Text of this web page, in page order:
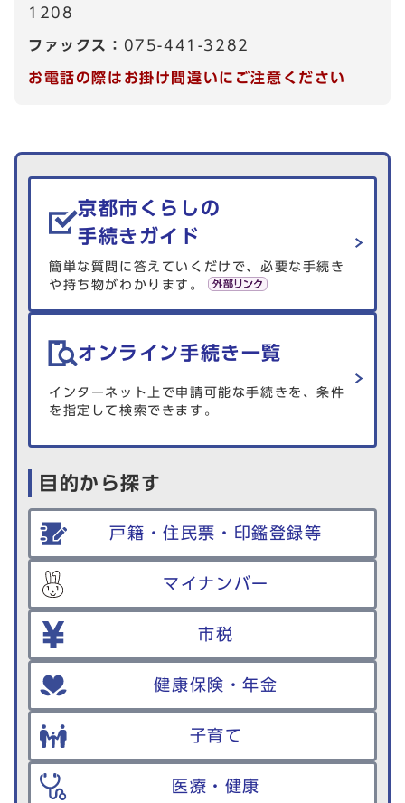
1208
ファックス： 075-441-3282
お電話の際はお掛け間違いにご注意ください
生活情報を探す
京都市くらしの
手続きガイド
簡単な質問に答えていくだけで、必要な手続き
や持ち物がわかります。
オンライン手続き一覧
インターネット上で申請可能な手続きを、条件
を指定して検索できます。
目的から探す
戸籍・住民票・印鑑登録等
マイナンバー
市税
健康保険・年金
子育て
医療・健康